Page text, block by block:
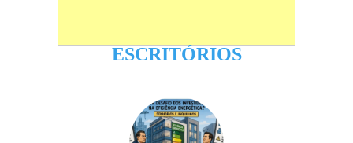
ESCRITÓRIOS